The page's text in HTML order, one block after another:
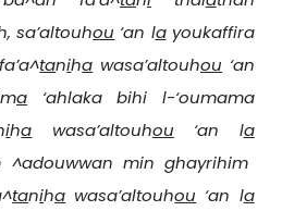
sa’altouhou ‘an layoukaffira
taniha wasa’altouhou ‘an
a ‘ahlaka bihi l-‘oumama
iha wasa’altouhou ‘an la
^adouwwan min ghayrihim
taniha wasa’altouhou ‘an la